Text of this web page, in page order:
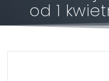
od 1